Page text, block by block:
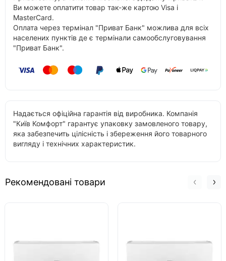
Ви можете оплатити товар так-же картою Visa і
MasterCard.
Оплата через термінал "Приват Банк" можлива для всіх
населених пунктів де є термінали самообслуговування
"Приват Банк".
Надається офіційна гарантія від виробника. Компанія
"Київ Комфорт" гарантує упаковку замовленого товару,
яка забезпечить цілісність і збереження його товарного
вигляду і технічних характеристик.
Рекомендовані товари